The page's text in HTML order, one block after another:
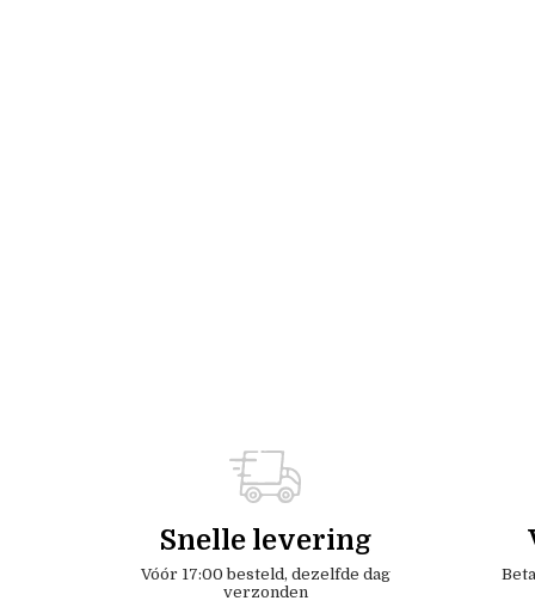
Snelle levering
Vóór 17:00 besteld, dezelfde dag
verzonden